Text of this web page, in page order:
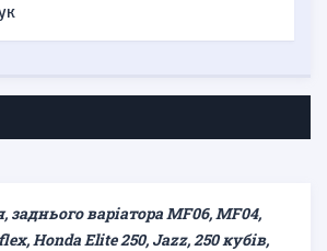
заднього варіатора MF06, MF04,
Honda Elite 250, Jazz, 250 кубів,